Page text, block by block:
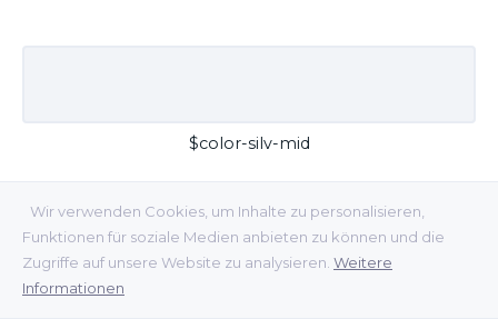
Wir verwenden Cookies, um Inhalte zu personalisieren,
Funktionen für soziale Medien anbieten zu können und die
Zugriffe auf unsere Website zu analysieren. Weitere
Informationen
$color-silv-mid